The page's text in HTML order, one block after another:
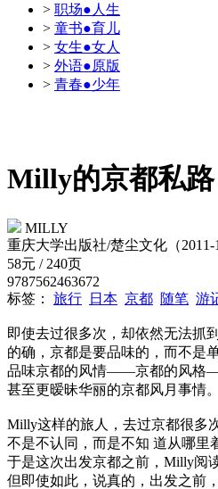
> 职场●人生
> 童书●育儿
> 女生●女人
> 外语●原版
> 青春●少年
Milly的京都私路
MILLY
重庆大学出版社/楚尘文化（2011-
58元 / 240页
9787562463672
标签： 旅行 日本 京都 随笔 游
即使去过很多次，却依然无法抓
的确，京都是要品味的，而不是
品味京都的风情——京都的风
甚至更暧昧华丽的京都风月事情。
Milly这样的旅人，去过京都很多
不是不认同，而是不知 道从哪里
于是这次出发京都之前，Milly阅
但即使如此，说真的，出发之前